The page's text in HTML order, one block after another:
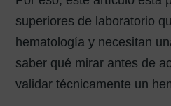
superiores de laboratorio
hematología y necesitan
saber qué mirar antes de
validar técnicamente un